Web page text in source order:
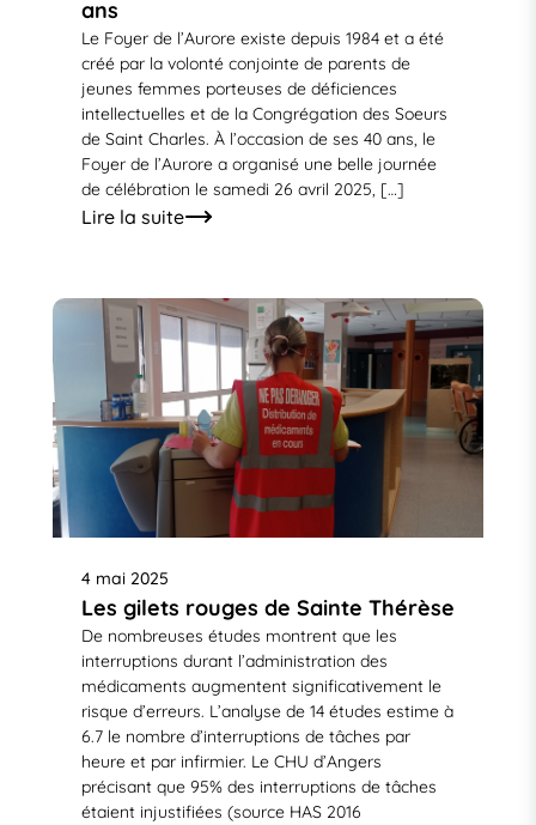
ans
Le Foyer de l’Aurore existe depuis 1984 et a été
créé par la volonté conjointe de parents de
jeunes femmes porteuses de déficiences
intellectuelles et de la Congrégation des Soeurs
de Saint Charles. À l’occasion de ses 40 ans, le
Foyer de l’Aurore a organisé une belle journée
de célébration le samedi 26 avril 2025, […]
Lire la suite
4 mai 2025
Les gilets rouges de Sainte Thérèse
De nombreuses études montrent que les
interruptions durant l’administration des
médicaments augmentent significativement le
risque d’erreurs. L’analyse de 14 études estime à
6.7 le nombre d’interruptions de tâches par
heure et par infirmier. Le CHU d’Angers
précisant que 95% des interruptions de tâches
étaient injustifiées (source HAS 2016